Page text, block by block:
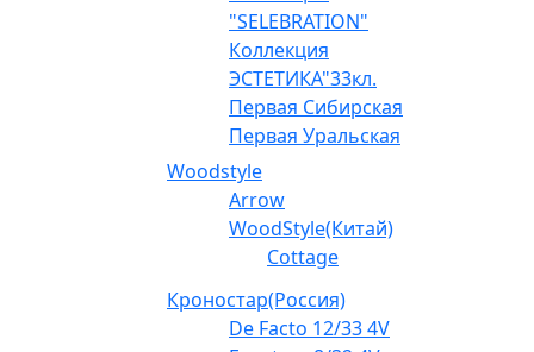
"SELEBRATION"
Коллекция
ЭСТЕТИКА"33кл.
Первая Сибирская
Первая Уральская
Woodstyle
Arrow
WoodStyle(Китай)
Cottage
Кроностар(Россия)
De Facto 12/33 4V